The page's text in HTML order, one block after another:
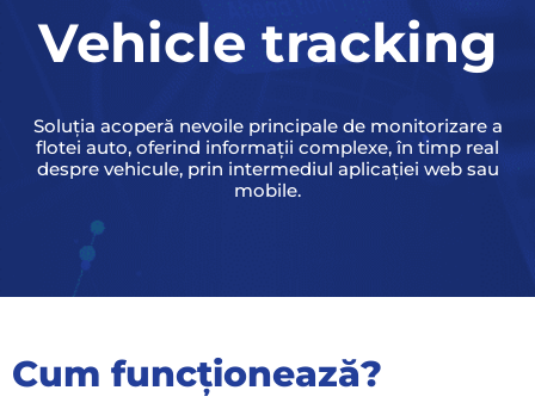
Vehicle tracking
Soluția acoperă nevoile principale de monitorizare a
flotei auto, oferind informații complexe, în timp real
despre vehicule, prin intermediul aplicației web sau
mobile.
Cum funcționează?